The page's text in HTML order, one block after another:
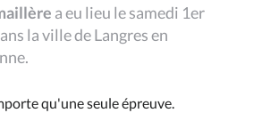
a eu lieu le samedi 1er
la ville de Langres en
qu'une seule épreuve.